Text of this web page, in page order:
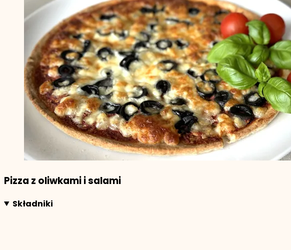
Pizza z oliwkami i salami
Składniki